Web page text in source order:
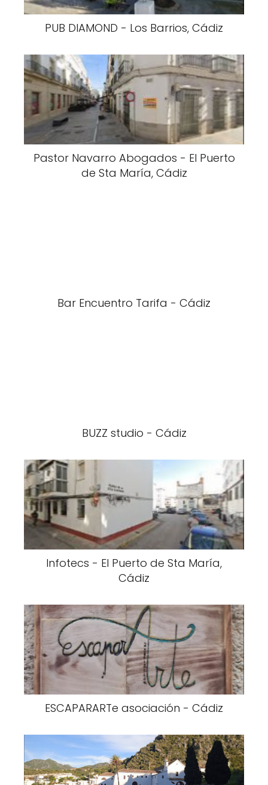
PUB DIAMOND - Los Barrios, Cádiz
Pastor Navarro Abogados - El Puerto
de Sta María, Cádiz
Bar Encuentro Tarifa - Cádiz
BUZZ studio - Cádiz
Infotecs - El Puerto de Sta María,
Cádiz
ESCAPARARTe asociación - Cádiz